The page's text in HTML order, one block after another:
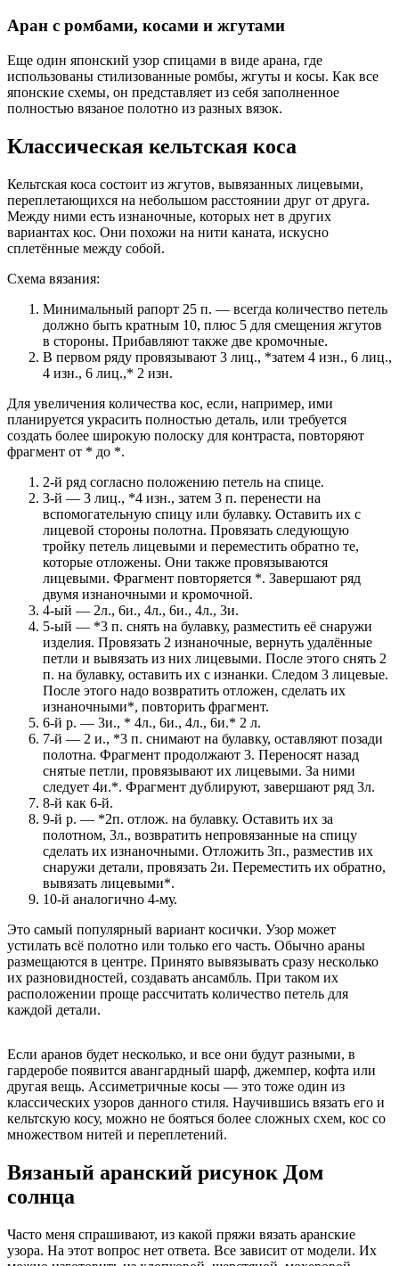
Аран с ромбами, косами и жгутами
Еще один японский узор спицами в виде арана, где
использованы стилизованные ромбы, жгуты и косы. Как все
японские схемы, он представляет из себя заполненное
полностью вязаное полотно из разных вязок.
Классическая кельтская коса
Кельтская коса состоит из жгутов, вывязанных лицевыми,
переплетающихся на небольшом расстоянии друг от друга.
Между ними есть изнаночные, которых нет в других
вариантах кос. Они похожи на нити каната, искусно
сплетённые между собой.
Схема вязания:
Минимальный рапорт 25 п. — всегда количество петель
должно быть кратным 10, плюс 5 для смещения жгутов
в стороны. Прибавляют также две кромочные.
В первом ряду провязывают 3 лиц., *затем 4 изн., 6 лиц.,
4 изн., 6 лиц.,* 2 изн.
Для увеличения количества кос, если, например, ими
планируется украсить полностью деталь, или требуется
создать более широкую полоску для контраста, повторяют
фрагмент от * до *.
2-й ряд согласно положению петель на спице.
3-й — 3 лиц., *4 изн., затем 3 п. перенести на
вспомогательную спицу или булавку. Оставить их с
лицевой стороны полотна. Провязать следующую
тройку петель лицевыми и переместить обратно те,
которые отложены. Они также провязываются
лицевыми. Фрагмент повторяется *. Завершают ряд
двумя изнаночными и кромочной.
4-ый — 2л., 6и., 4л., 6и., 4л., 3и.
5-ый — *3 п. снять на булавку, разместить её снаружи
изделия. Провязать 2 изнаночные, вернуть удалённые
петли и вывязать из них лицевыми. После этого снять 2
п. на булавку, оставить их с изнанки. Следом 3 лицевые.
После этого надо возвратить отложен, сделать их
изнаночными*, повторить фрагмент.
6-й р. — 3и., * 4л., 6и., 4л., 6и.* 2 л.
7-й — 2 и., *3 п. снимают на булавку, оставляют позади
полотна. Фрагмент продолжают 3. Переносят назад
снятые петли, провязывают их лицевыми. За ними
следует 4и.*. Фрагмент дублируют, завершают ряд 3л.
8-й как 6-й.
9-й р. — *2п. отлож. на булавку. Оставить их за
полотном, 3л., возвратить непровязанные на спицу
сделать их изнаночными. Отложить 3п., разместив их
снаружи детали, провязать 2и. Переместить их обратно,
вывязать лицевыми*.
10-й аналогично 4-му.
Это самый популярный вариант косички. Узор может
устилать всё полотно или только его часть. Обычно араны
размещаются в центре. Принято вывязывать сразу несколько
их разновидностей, создавать ансамбль. При таком их
расположении проще рассчитать количество петель для
каждой детали.
Если аранов будет несколько, и все они будут разными, в
гардеробе появится авангардный шарф, джемпер, кофта или
другая вещь. Ассиметричные косы — это тоже один из
классических узоров данного стиля. Научившись вязать его и
кельтскую косу, можно не бояться более сложных схем, кос со
множеством нитей и переплетений.
Вязаный аранский рисунок Дом
солнца
Часто меня спрашивают, из какой пряжи вязать аранские
узора. На этот вопрос нет ответа. Все зависит от модели. Их